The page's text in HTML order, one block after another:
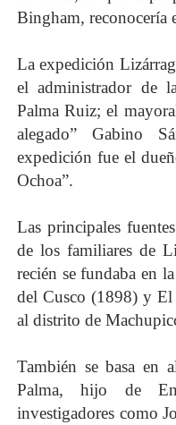
Bingham, reconocería
La expedición
el administrador de
Palma Ruiz; el
alegado” Gabino
expedición fue el
Ochoa”.
Las principales
de los familiares de
recién se fundaba en
del Cusco (1898) y
al distrito de
También se basa en
Palma, hijo de
investigadores como